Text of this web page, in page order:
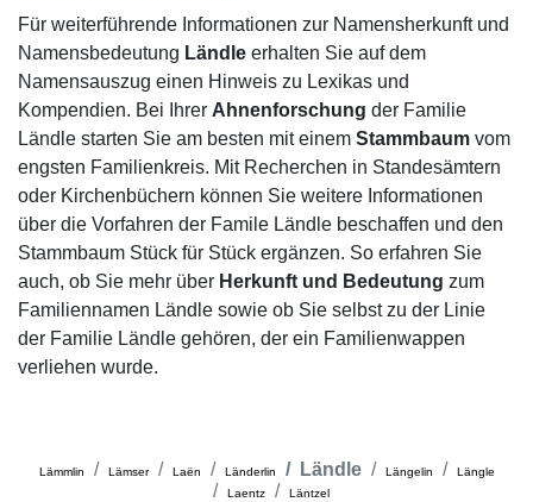
Für weiterführende Informationen zur Namensherkunft und
Namensbedeutung Ländle erhalten Sie auf dem
Namensauszug einen Hinweis zu Lexikas und
Kompendien. Bei Ihrer Ahnenforschung der Familie
Ländle starten Sie am besten mit einem Stammbaum vom
engsten Familienkreis. Mit Recherchen in Standesämtern
oder Kirchenbüchern können Sie weitere Informationen
über die Vorfahren der Famile Ländle beschaffen und den
Stammbaum Stück für Stück ergänzen. So erfahren Sie
auch, ob Sie mehr über Herkunft und Bedeutung zum
Familiennamen Ländle sowie ob Sie selbst zu der Linie
der Familie Ländle gehören, der ein Familienwappen
verliehen wurde.
Lämmlin Lämser Laën Länderlin Ländle Längelin
Längle
Laentz
Läntzel